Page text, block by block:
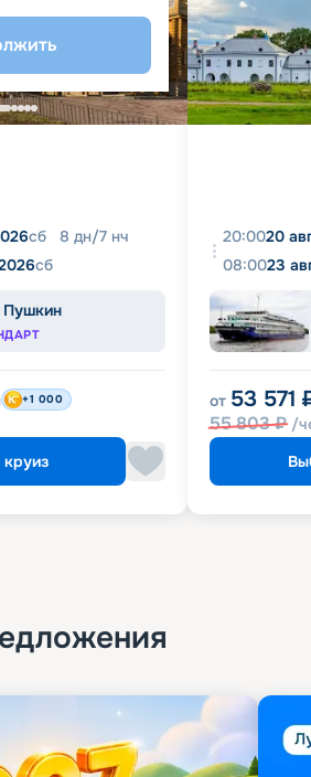
сб 8 дн/7 нч
сб
+1 000
20:0020
08:0023
от 53 571
55 803₽ /